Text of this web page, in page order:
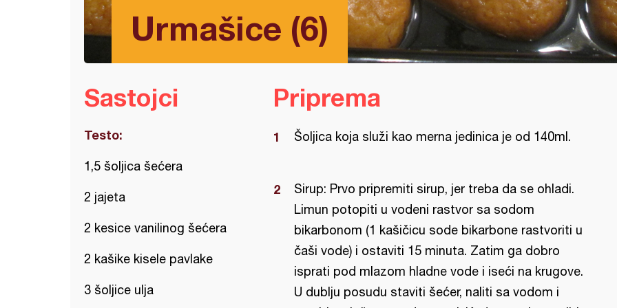
Urmašice (6)
Sastojci
Testo:
1,5 šoljica šećera
2 jajeta
2 kesice vanilinog šećera
2 kašike kisele pavlake
3 šoljice ulja
Priprema
Šoljica koja služi kao merna jedinica je od 140ml.
Sirup: Prvo pripremiti sirup, jer treba da se ohladi.
Limun potopiti u vodeni rastvor sa sodom
bikarbonom (1 kašičicu sode bikarbone rastvoriti u
čaši vode) i ostaviti 15 minuta. Zatim ga dobro
isprati pod mlazom hladne vode i iseći na krugove.
U dublju posudu staviti šećer, naliti sa vodom i